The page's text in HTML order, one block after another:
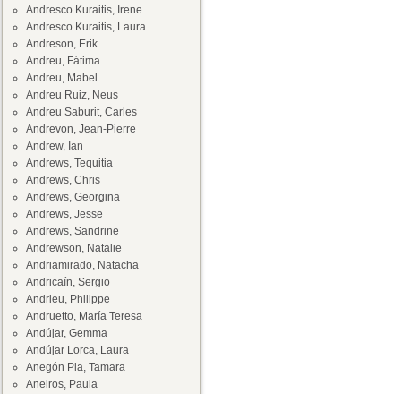
Andresco Kuraitis, Irene
Andresco Kuraitis, Laura
Andreson, Erik
Andreu, Fátima
Andreu, Mabel
Andreu Ruiz, Neus
Andreu Saburit, Carles
Andrevon, Jean-Pierre
Andrew, Ian
Andrews, Tequitia
Andrews, Chris
Andrews, Georgina
Andrews, Jesse
Andrews, Sandrine
Andrewson, Natalie
Andriamirado, Natacha
Andricaín, Sergio
Andrieu, Philippe
Andruetto, María Teresa
Andújar, Gemma
Andújar Lorca, Laura
Anegón Pla, Tamara
Aneiros, Paula